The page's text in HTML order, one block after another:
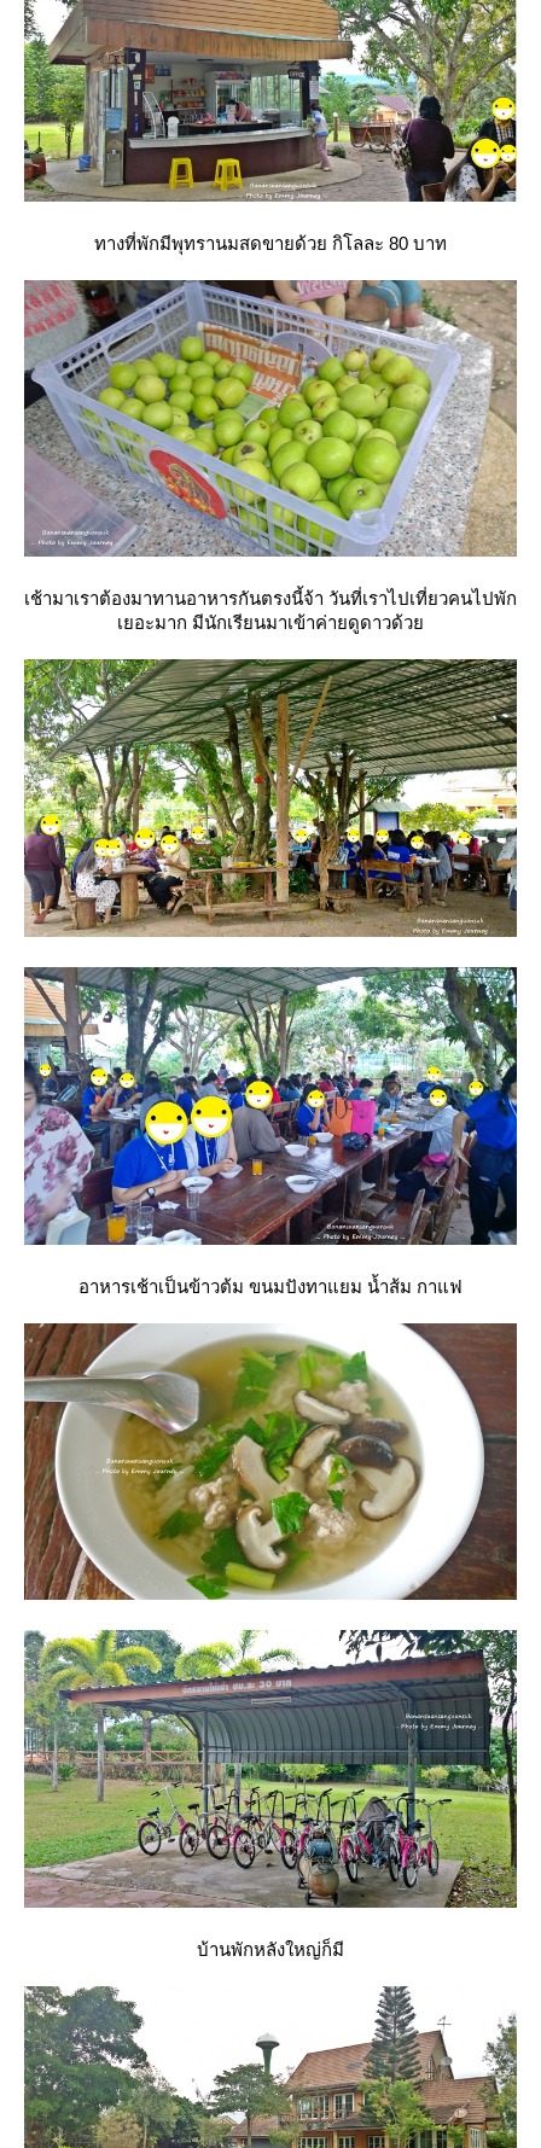
ทางที่พักมีพุทรานมสดขายด้วย กิโลละ 80 บาท
เช้ามาเราต้องมาทานอาหารกันตรงนี้จ้า วันที่เราไปเที่ยวคนไปพัก
เยอะมาก มีนักเรียนมาเข้าค่ายดูดาวด้ว
อาหารเช้าเป็นข้าวต้ม ขนมปังทาแยม น้ำส้ม กาแฟ
บ้านพักหลังใหญ่ก็มี